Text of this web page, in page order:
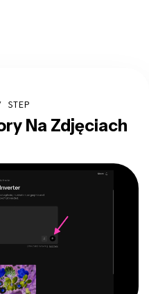
STEP
Na Zdjęciach